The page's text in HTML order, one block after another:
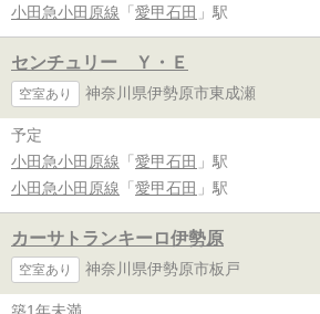
小田急小田原線 「 愛甲石田 」駅
センチュリー Ｙ・Ｅ
空室あり 神奈川県伊勢原市東成瀬
予定
小田急小田原線 「 愛甲石田 」駅
小田急小田原線 「 愛甲石田 」駅
カーサトランキーロ伊勢原
空室あり 神奈川県伊勢原市板戸
築1年未満